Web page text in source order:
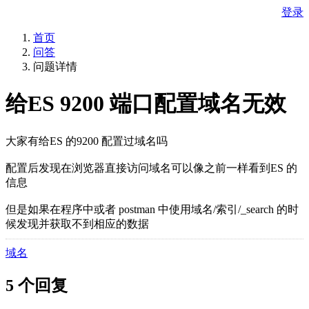
登录
首页
问答
问题详情
给ES 9200 端口配置域名无效
大家有给ES 的9200 配置过域名吗
配置后发现在浏览器直接访问域名可以像之前一样看到ES 的
信息
但是如果在程序中或者 postman 中使用域名/索引/_search 的时
候发现并获取不到相应的数据
域名
5 个回复